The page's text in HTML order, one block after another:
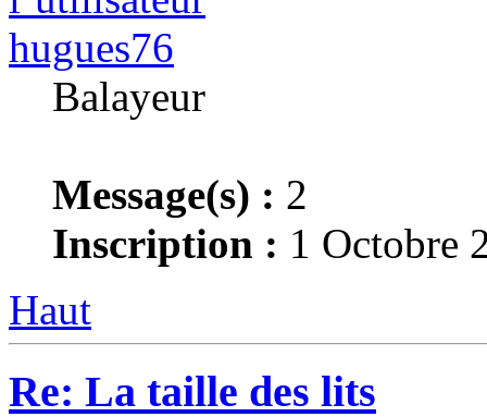
hugues76
Balayeur
Message(s) : 2
Inscription : 1 Octobre
Haut
Re: La taille des lits